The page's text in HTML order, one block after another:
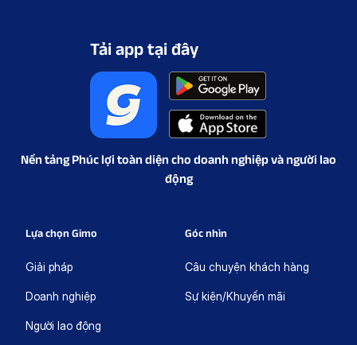
Tải app tại đây
Nền tảng Phúc lợi toàn diện cho doanh nghiệp và người lao
động
Lựa chọn Gimo
Giải pháp
Doanh nghiệp
Người lao động
Góc nhìn
Câu chuyện khách hàng
Sự kiện/Khuyến mãi